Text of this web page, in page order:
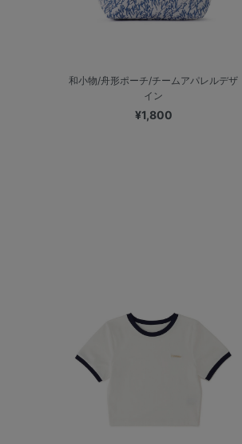
和小物/舟形ポーチ/チームアパレルデザ
イン
¥1,800